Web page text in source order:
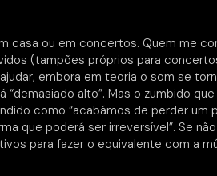
casa ou em concertos. Quem me
(tampões próprios para
embora em teoria o som se
alto”. Mas o zumbido
como “acabámos de perder um
que poderá ser irreversível”. Se
para fazer o equivalente com a